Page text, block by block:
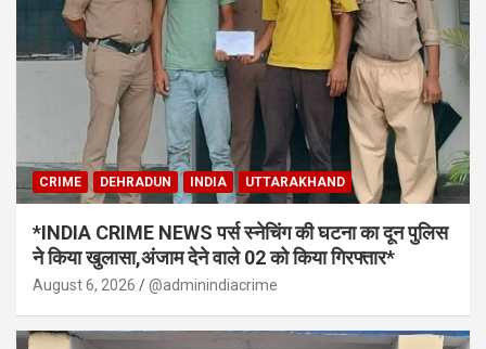
CRIME DEHRADUN INDIA UTTARAKHAND
*INDIA CRIME NEWS पर्स स्नेचिंग की घटना का दून पुलिस
ने किया खुलासा,अंजाम देने वाले 02 को किया गिरफ्तार*
August 6, 2026 @adminindiacrime